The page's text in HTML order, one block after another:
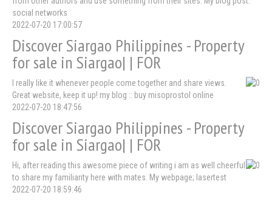
social networks
2022-07-20 17:00:57
Discover Siargao Philippines - Property
for sale in Siargao| | FOR
I really like it whenever people come together and share views.
Great website, keep it up! my blog :: buy misoprostol online
2022-07-20 18:47:56
Discover Siargao Philippines - Property
for sale in Siargao| | FOR
Hi, after reading this awesome piece of writing i am as well cheerful
to share my familiarity here with mates. My webpage; lasertest
2022-07-20 18:59:46